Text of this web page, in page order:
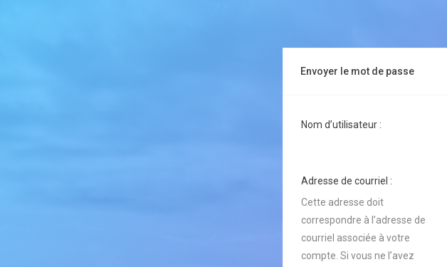
Envoyer le mot de passe
Nom d’utilisateur :
Adresse de courriel :
Cette adresse doit
correspondre à l’adresse de
courriel associée à votre
compte. Si vous ne l’avez